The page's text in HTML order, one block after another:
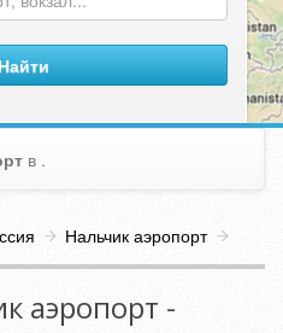
Нальчик аэропорт
аэропорт -
в .